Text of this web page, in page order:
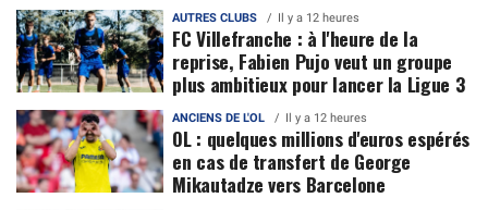
AUTRES CLUBS Il y a 12 heures
FC Villefranche : à l'heure de la
reprise, Fabien Pujo veut un groupe
plus ambitieux pour lancer la Ligue 3
ANCIENS DE L'OL Il y a 12 heures
OL : quelques millions d'euros espérés
en cas de transfert de George
Mikautadze vers Barcelone